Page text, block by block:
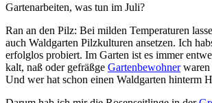
Gartenarbeiten, was tun im Juli?
Ran an den Pilz: Bei milden Temperaturen
auch Waldgarten Pilzkulturen ansetzen. Ich
erfolglos probiert. Im Garten ist es immer
kalt, naß oder gefräßge Gartenbewohnerwaren
Und wer hat schon einen Waldgarten hinterm